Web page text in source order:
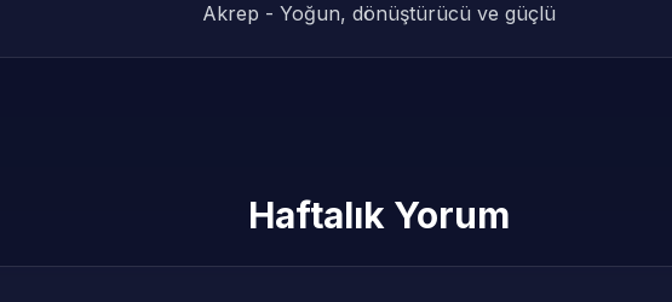
Akrep - Yoğun, dönüştürücü ve güçlü
Haftalık Yorum